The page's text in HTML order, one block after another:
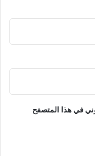
في هذا المتصفح